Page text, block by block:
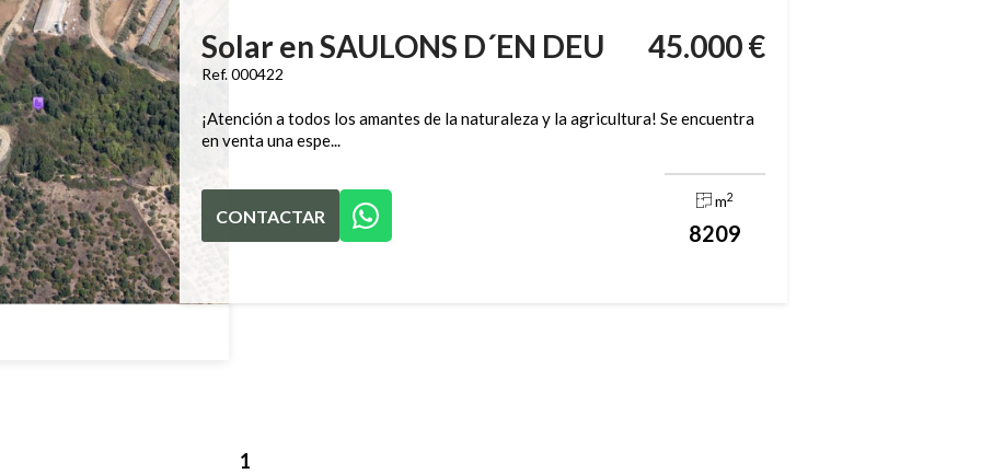
Solar en SAULONS D´EN DEU
Ref. 000422
45.000 €
¡Atención a todos los amantes de la naturaleza y la agricultura! Se encuentra
en venta una espe...
CONTACTAR
m2
8209
1